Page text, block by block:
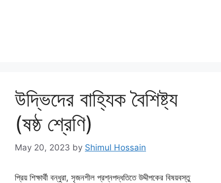
উদ্ভিদের বাহ্যিক বৈশিষ্ট্য
(ষষ্ঠ শ্রেণি)
May 20, 2023 by Shimul Hossain
প্রিয় শিক্ষার্থী বন্ধুরা, সৃজনশীল প্রশ্নপদ্ধতিতে উদ্দীপকের বিষয়বস্তু